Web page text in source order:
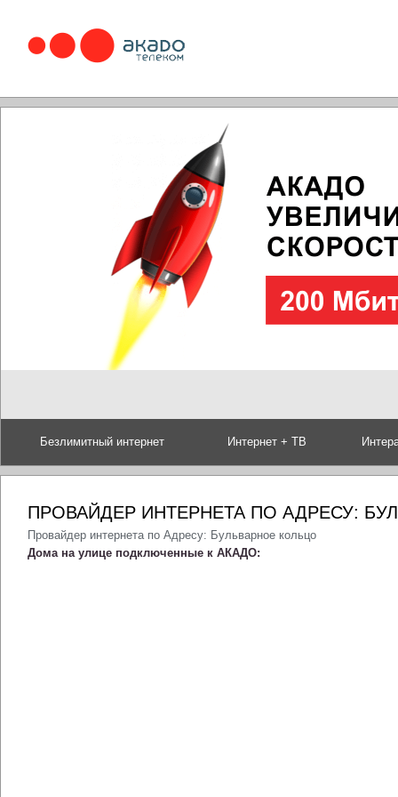
Безлимитный интернет Интернет + ТВ
ПРОВАЙДЕР ИНТЕРНЕТА ПО АДРЕСУ:
Провайдер интернета по Адресу: Бульварное кольцо
Дома на улице подключенные к АКАДО: